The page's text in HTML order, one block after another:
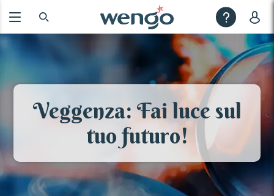
Veggenza: Fai luce sul
tuo futuro!